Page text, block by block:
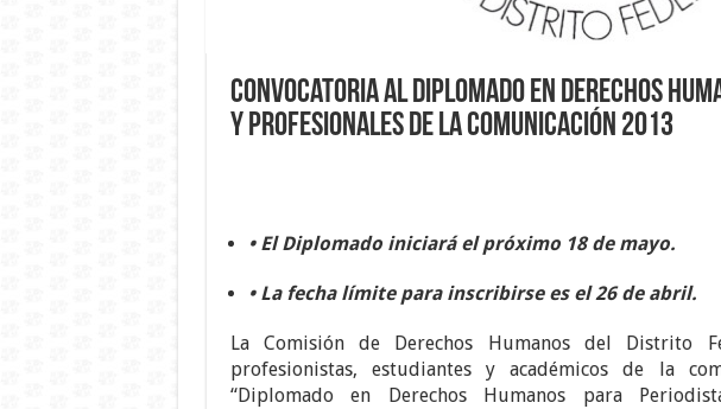
Convocatoria al Diplomado en Derechos
y Profesionales de la Comunicación 2013
• El Diplomado iniciará el próximo 18 de mayo.
• La fecha límite para inscribirse es el 26 de abril.
La Comisión de Derechos Humanos del Distrito
profesionistas, estudiantes y académicos de la
“Diplomado en Derechos Humanos para